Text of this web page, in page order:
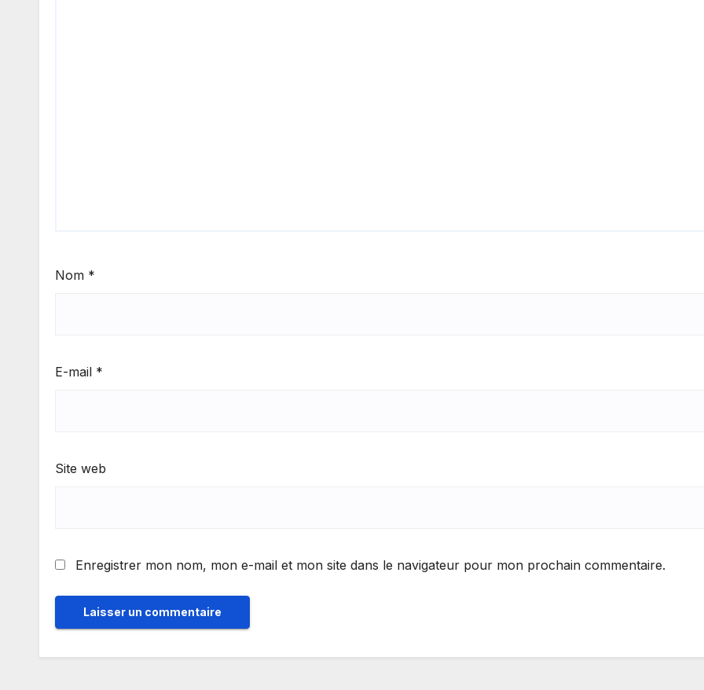
Nom *
E-mail *
Site web
Enregistrer mon nom, mon e-mail et mon site dans le navigateur pour mon prochain commentaire.